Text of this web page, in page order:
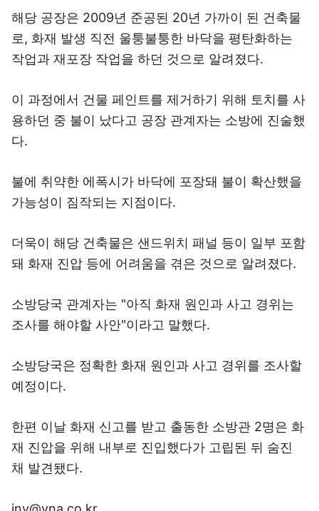
해당 공장은 2009년 준공된 20년 가까이 된 건축물
로, 화재 발생 직전 울퉁불퉁한 바닥을 평탄화하는
작업과 재포장 작업을 하던 것으로 알려졌다.
이 과정에서 건물 페인트를 제거하기 위해 토치를 사
용하던 중 불이 났다고 공장 관계자는 소방에 진술했
다.
불에 취약한 에폭시가 바닥에 포장돼 불이 확산했을
가능성이 짐작되는 지점이다.
더욱이 해당 건축물은 샌드위치 패널 등이 일부 포함
돼 화재 진압 등에 어려움을 겪은 것으로 알려졌다.
소방당국 관계자는 "아직 화재 원인과 사고 경위는
조사를 해야할 사안"이라고 말했다.
소방당국은 정확한 화재 원인과 사고 경위를 조사할
예정이다.
한편 이날 화재 신고를 받고 출동한 소방관 2명은 화
재 진압을 위해 내부로 진입했다가 고립된 뒤 숨진
채 발견됐다.